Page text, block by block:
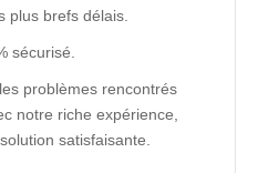
plus brefs délais.
sécurisé.
problèmes rencontrés
notre riche expérience,
satisfaisante.